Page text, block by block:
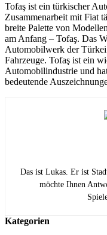
Tofaş ist ein türkischer
Zusammenarbeit mit Fiat
breite Palette von
am Anfang – Tofaş. Das
Automobilwerk der
Fahrzeuge. Tofaş ist ein
Automobilindustrie und
bedeutende
Das ist Lukas. Er ist
möchte Ihnen
Kategorien